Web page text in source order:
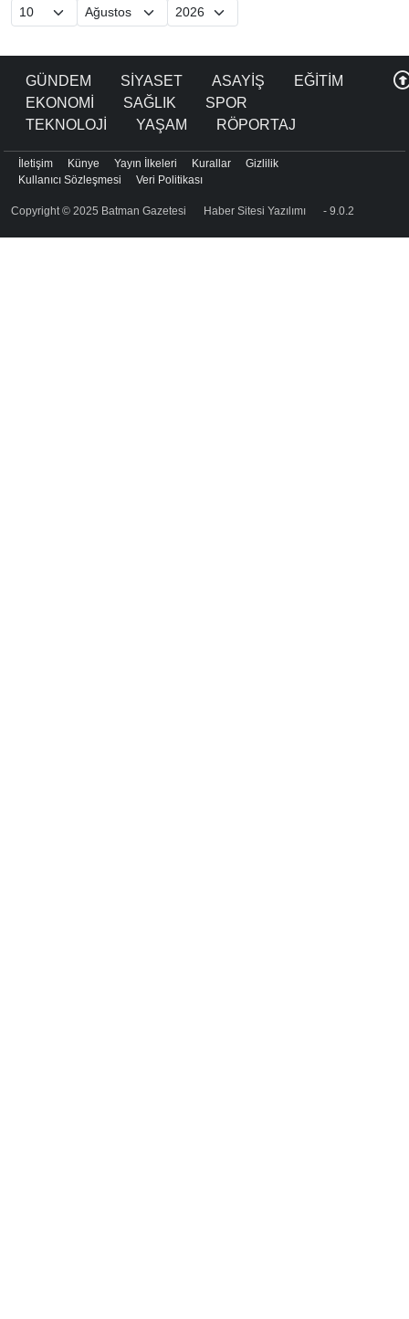
GÜNDEM SİYASET ASAYİŞ
EĞİTİM
EKONOMİ
SAĞLIK
SPOR
TEKNOLOJİ
YAŞAM RÖPORTAJ
Copyright © 2025 Batman Gazetesi Haber Sitesi Yazılımı - 9.0.2
İletişim Künye Yayın İlkeleri Kurallar
Gizlilik
Kullanıcı Sözleşmesi
Veri Politikası